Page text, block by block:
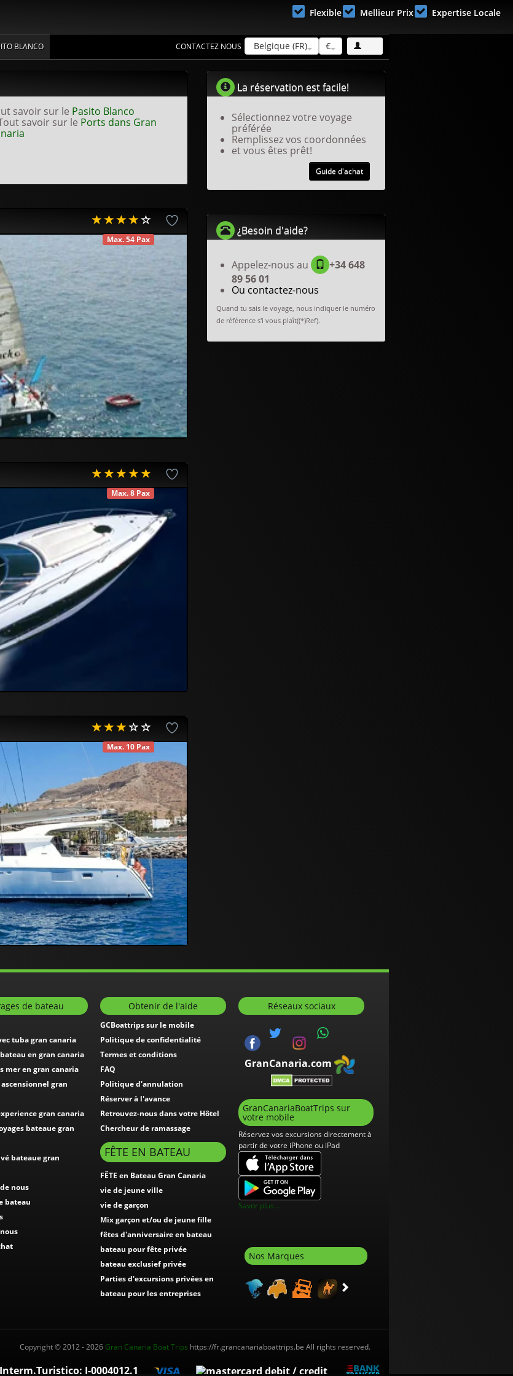
Flexible Mellieur Prix Expertise Locale
BLANCO CONTACTEZ NOUS Belgique (FR) €
savoir sur le Pasito Blanco
savoir sur le Ports dans Gran
Max. 54 Pax
Max. 8 Pax
DISPONIBLE
Max. 10 Pax
La réservation est facile!
Sélectionnez votre voyage
préférée
Remplissez vos coordonnées
et vous êtes prêt!
Guide d'achat
¿Besoin d'aide?
Appelez-nous au
+34 648
89 56 01
Ou contactez-nous
Quand tu sais le voyage, nous indiquer le numéro
de référence s'i vous plaît((*)Ref).
de bateau
tuba gran canaria
en gran canaria
mer en gran canaria
gran
gran canaria
bateaue gran
bateaue gran
nous
bateau
Obtenir de l'aide
GCBoattrips sur le mobile
Politique de confidentialité
Termes et conditions
FAQ
Politique d'annulation
Réserver à l'avance
Retrouvez-nous dans votre Hôtel
Chercheur de ramassage
FÊTE EN BATEAU
FÊTE en Bateau Gran Canaria
vie de jeune ville
vie de garçon
Mix garçon et/ou de jeune fille
fêtes d'anniversaire en bateau
bateau pour fête privée
bateau exclusief privée
Parties d'excursions privées en
bateau pour les entreprises
Réseaux sociaux
GranCanaria.com
GranCanariaBoatTrips sur
votre mobile
Réservez vos excursions directement à
partir de votre iPhone ou iPad
Savor plus...
Nos Marques
Copyright © 2012 - 2026 Gran Canaria Boat Trips https://fr.grancanariaboattrips.be All rights reserved.
Interm.Turistico: I-0004012.1